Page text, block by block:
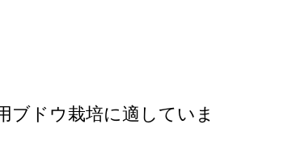
ブドウ栽培に適していま